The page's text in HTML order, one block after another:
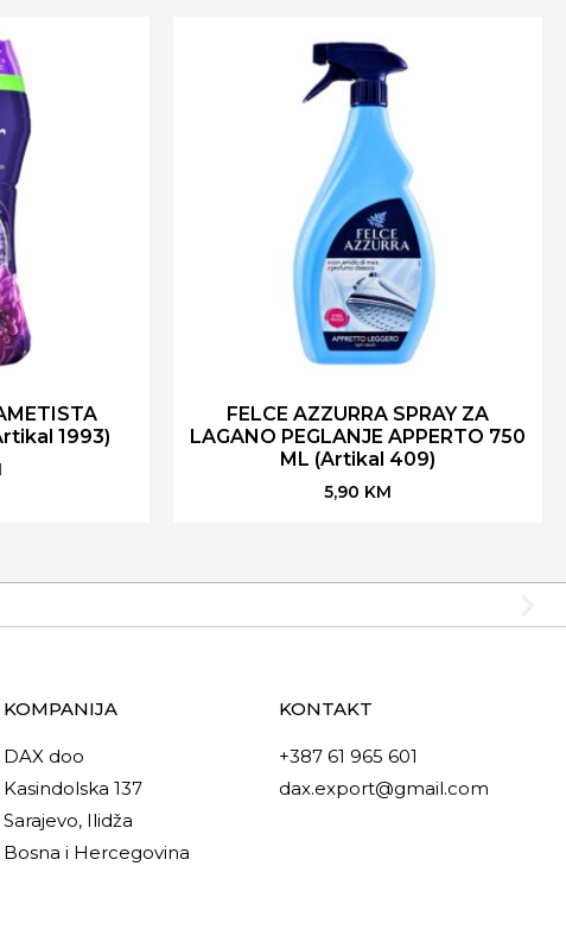
1993)
FELCE AZZURRA SPRAY ZA
LAGANO PEGLANJE APPERTO 750
ML (Artikal 409)
5,90 KM
KOMPANIJA
DAX doo
Kasindolska 137
Sarajevo, Ilidža
Bosna i Hercegovina
KONTAKT
+387 61 965 601
dax.export@gmail.com